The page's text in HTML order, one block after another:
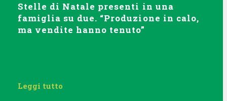
Stelle di Natale presenti in una
famiglia su due. “Produzione in calo,
ma vendite hanno tenuto”
Leggi tutto